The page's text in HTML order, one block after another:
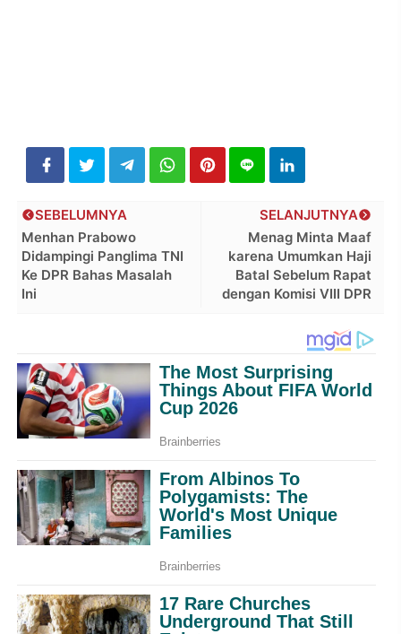
SELANJUTNYA
Menag Minta Maaf
karena Umumkan Haji
Batal Sebelum Rapat
dengan Komisi VIII DPR
SEBELUMNYA
Menhan Prabowo
Didampingi Panglima TNI
Ke DPR Bahas Masalah
Ini